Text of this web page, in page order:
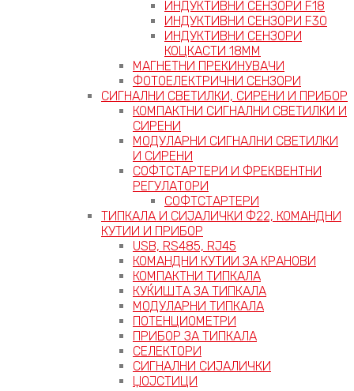
ИНДУКТИВНИ СЕНЗОРИ F18
ИНДУКТИВНИ СЕНЗОРИ F30
ИНДУКТИВНИ СЕНЗОРИ
КОЦКАСТИ 18ММ
МАГНЕТНИ ПРЕКИНУВАЧИ
ФОТОЕЛЕКТРИЧНИ СЕНЗОРИ
СИГНАЛНИ СВЕТИЛКИ, СИРЕНИ И ПРИБОР
КОМПАКТНИ СИГНАЛНИ СВЕТИЛКИ И
СИРЕНИ
МОДУЛАРНИ СИГНАЛНИ СВЕТИЛКИ
И СИРЕНИ
СОФТСТАРТЕРИ И ФРЕКВЕНТНИ
РЕГУЛАТОРИ
СОФТСТАРТЕРИ
ТИПКАЛА И СИЈАЛИЧКИ Ф22, КОМАНДНИ
КУТИИ И ПРИБОР
USB, RS485, RJ45
КОМАНДНИ КУТИИ ЗА КРАНОВИ
КОМПАКТНИ ТИПКАЛА
КУЌИШТА ЗА ТИПКАЛА
МОДУЛАРНИ ТИПКАЛА
ПОТЕНЦИОМЕТРИ
ПРИБОР ЗА ТИПКАЛА
СЕЛЕКТОРИ
СИГНАЛНИ СИЈАЛИЧКИ
ЏОЈСТИЦИ